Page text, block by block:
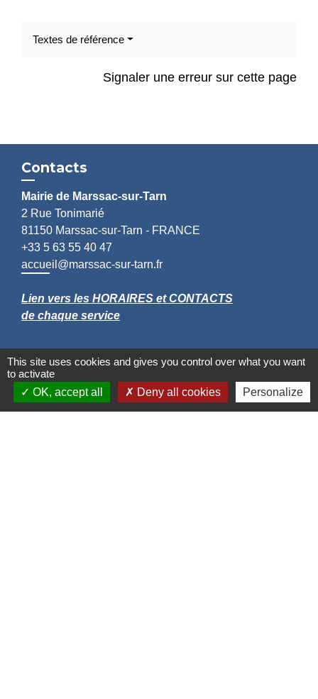
Textes de référence
Signaler une erreur sur cette page
Contacts
Mairie de Marssac-sur-Tarn
2 Rue Tonimarié
81150 Marssac-sur-Tarn - FRANCE
+33 5 63 55 40 47
accueil@marssac-sur-tarn.fr
Lien vers les HORAIRES et CONTACTS
de chaque service
This site uses cookies and gives you control over what you want
to activate
OK, accept all
Deny all cookies Personalize